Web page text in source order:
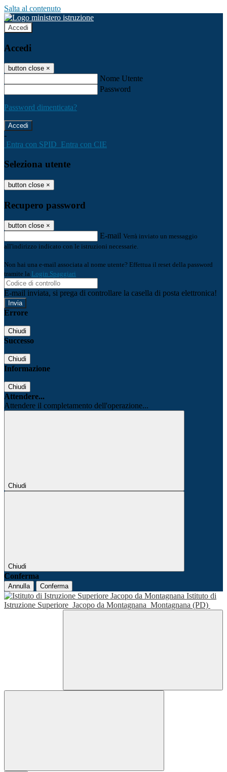
Salta al contenuto
Accedi
Accedi
button close ×
Nome Utente
Password
Password dimenticata?
-
Entra con SPID Entra con CIE
Seleziona utente
button close ×
Recupero password
button close ×
E-mail Verrà inviato un messaggio
all'indirizzo indicato con le istruzioni necessarie.
Non hai una e-mail associata al nome utente? Effettua il reset della password
tramite la Login Spaggiari
E-mail inviata, si prega di controllare la casella di posta elettronica!
Errore
Chiudi
Successo
Chiudi
Informazione
Chiudi
Attendere...
Attendere il completamento dell'operazione...
Chiudi
Chiudi
Conferma
Annulla Conferma
Istituto di
Istruzione Superiore Jacopo da Montagnana Montagnana (PD)